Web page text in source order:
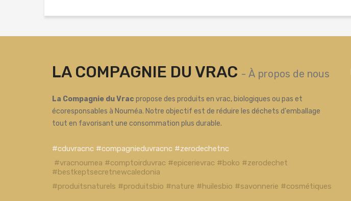
LA COMPAGNIE DU VRAC - À propos de nous
La Compagnie du Vrac propose des produits en vrac, biologiques ou pas et
écoresponsables à Nouméa. Notre objectif est de réduire les déchets d'emballage
tout en favorisant une consommation plus durable.
#cduvracnc #compagnieduvracnc #zerodechetnc
#vracnoumea #comptoirduvrac #epicerievrac #boko #zerodechet
#bestkeptsecretnewcaledonia
#produitsnaturels #produitsbio #nature #huilesbio #savonnerie #cosmétiques